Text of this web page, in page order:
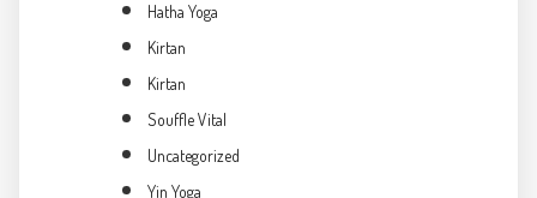
Hatha Yoga
Kirtan
Kirtan
Souffle Vital
Uncategorized
Yin Yoga